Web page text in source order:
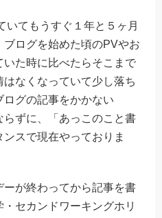
いてもうすぐ１年と５ヶ月
ログを始めた頃のPVやお
た時に比べたらそこまで
なくなっていて少し落ち
グの記事をかかない
ずに、「あっこのこと書
スで現在やっておりま
ーが終わってから記事を書
セカンドワーキングホリ